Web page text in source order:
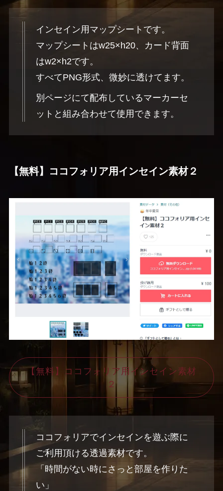
インセイン用マップシートです。
マップシートはw25×h20、カード背面
はw2×h2です。
すべてPNG形式、微妙に透けてます。
別ページにて配布しているマーカーセ
ットと組み合わせて使用できます。
【無料】ココフォリア用インセイン素材２
【無料】ココフォリア用インセイン素材
２
ココフォリアでインセインを遊ぶ際に
ご利用頂ける透過素材です。
「時間がない時にさっと部屋を作りた
い」